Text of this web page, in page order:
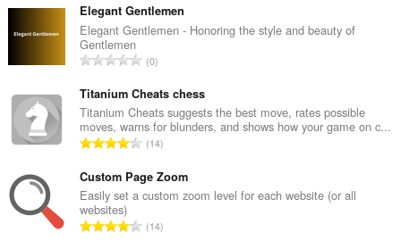
r
t
é
k
e
l
é
s
z
á
a
s
z
s
r
t
é
k
e
l
s
Elegant Gentlemen
Elegant Gentlemen - Honoring the style and beauty of
Gentlemen
Ö
s
z
e
s
r
t
é
k
0
Titanium Cheats chess
Titanium Cheats suggests the best move, rates possible
moves, warns for blunders, and shows how your game on c...
Ö
s
z
s
14
Custom Page Zoom
Easily set a custom zoom level for each website (or all
websites)
Ö14